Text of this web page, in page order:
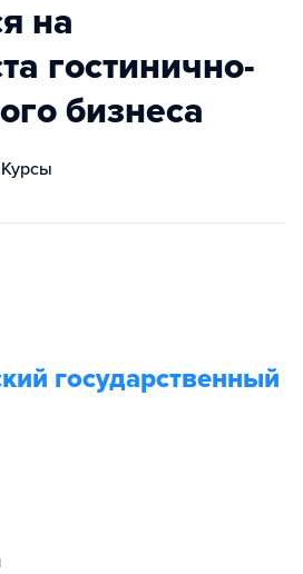
на
гостинично-
бизнеса
Курсы
государственный